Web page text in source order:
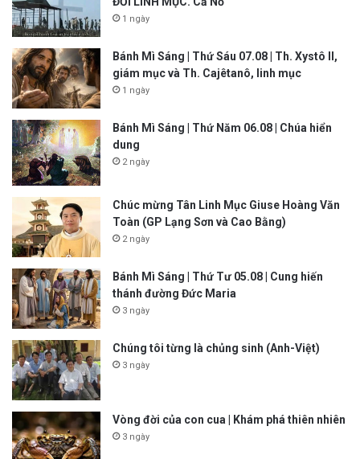
1 ngày
Bánh Mì Sáng | Thứ Sáu 07.08 | Th. Xystô II,
giám mục và Th. Cajêtanô, linh mục
1 ngày
Bánh Mì Sáng | Thứ Năm 06.08 | Chúa hiển
dung
2 ngày
Chúc mừng Tân Linh Mục Giuse Hoàng Văn
Toàn (GP Lạng Sơn và Cao Bằng)
2 ngày
Bánh Mì Sáng | Thứ Tư 05.08 | Cung hiến
thánh đường Đức Maria
3 ngày
Chúng tôi từng là chủng sinh (Anh-Việt)
3 ngày
Vòng đời của con cua | Khám phá thiên nhiên
3 ngày